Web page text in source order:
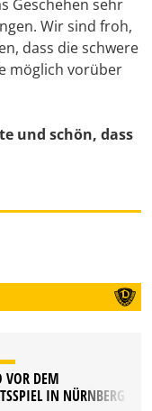
Geschehen sehr
Wir sind froh,
dass die schwere
möglich vorüber
und schön, dass
VOR DEM
IN NÜRNBERG